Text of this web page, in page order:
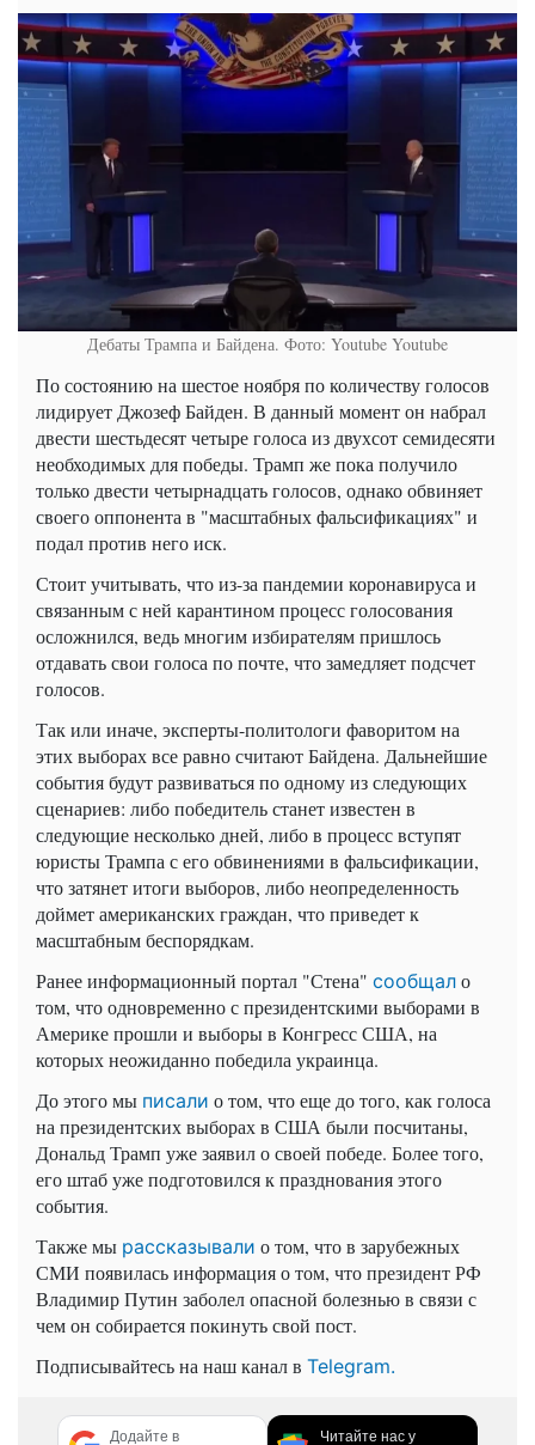
Дебаты Трампа и Байдена. Фото: Youtube Youtube
По состоянию на шестое ноября по количеству голосов
лидирует Джозеф Байден. В данный момент он набрал
двести шестьдесят четыре голоса из двухсот семидесяти
необходимых для победы. Трамп же пока получило
только двести четырнадцать голосов, однако обвиняет
своего оппонента в "масштабных фальсификациях" и
подал против него иск.
Стоит учитывать, что из-за пандемии коронавируса и
связанным с ней карантином процесс голосования
осложнился, ведь многим избирателям пришлось
отдавать свои голоса по почте, что замедляет подсчет
голосов.
Так или иначе, эксперты-политологи фаворитом на
этих выборах все равно считают Байдена. Дальнейшие
события будут развиваться по одному из следующих
сценариев: либо победитель станет известен в
следующие несколько дней, либо в процесс вступят
юристы Трампа с его обвинениями в фальсификации,
что затянет итоги выборов, либо неопределенность
доймет американских граждан, что приведет к
масштабным беспорядкам.
Ранее информационный портал "Стена" сообщал о
том, что одновременно с президентскими выборами в
Америке прошли и выборы в Конгресс США, на
которых неожиданно победила украинца.
До этого мы писали о том, что еще до того, как голоса
на президентских выборах в США были посчитаны,
Дональд Трамп уже заявил о своей победе. Более того,
его штаб уже подготовился к празднования этого
события.
Также мы рассказывали о том, что в зарубежных
СМИ появилась информация о том, что президент РФ
Владимир Путин заболел опасной болезнью в связи с
чем он собирается покинуть свой пост.
Подписывайтесь на наш канал в Telegram.
Додайте в Читайте нас у